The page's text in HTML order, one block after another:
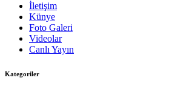
İletişim
Künye
Foto Galeri
Videolar
Canlı Yayın
Kategoriler